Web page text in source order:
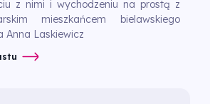
z nimi i wychodzeniu na prostą z
mieszkańcem bielawskiego
Anna Laskiewicz